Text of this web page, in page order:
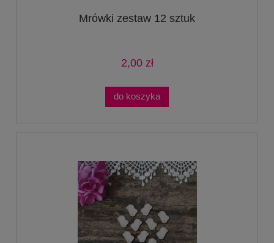
Mrówki zestaw 12 sztuk
2,00 zł
do koszyka